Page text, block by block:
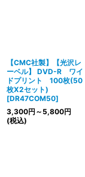
【CMC社製】【光沢レ
ーベル】 DVD-R ワイ
ドプリント 100枚(50
枚X2セット)
[DR47COM50]
3,300円 ～5,800円
(税込)